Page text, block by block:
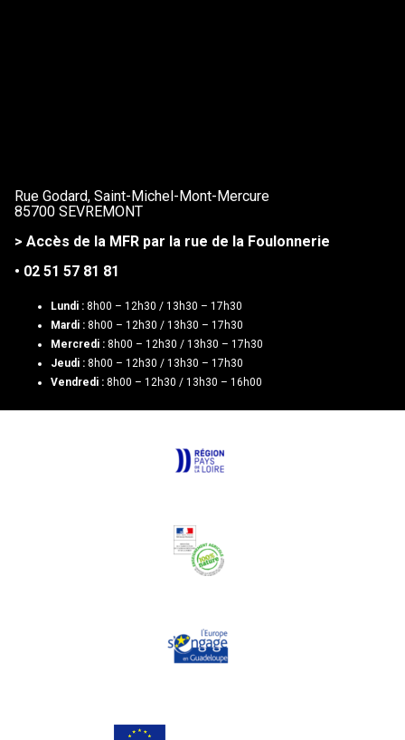
Rue Godard, Saint-Michel-Mont-Mercure
85700 SEVREMONT
> Accès de la MFR par la rue de la Foulonnerie
• 02 51 57 81 81
Lundi : 8h00 – 12h30 / 13h30 – 17h30
Mardi : 8h00 – 12h30 / 13h30 – 17h30
Mercredi : 8h00 – 12h30 / 13h30 – 17h30
Jeudi : 8h00 – 12h30 / 13h30 – 17h30
Vendredi : 8h00 – 12h30 / 13h30 – 16h00